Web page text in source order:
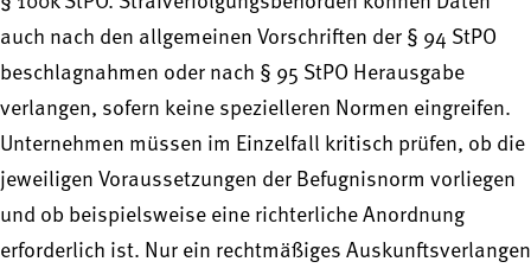
auch nach den allgemeinen Vorschriften der § 94 StPO
beschlagnahmen oder nach § 95 StPO Herausgabe
verlangen, sofern keine spezielleren Normen eingreifen.
Unternehmen müssen im Einzelfall kritisch prüfen, ob die
jeweiligen Voraussetzungen der Befugnisnorm vorliegen
und ob beispielsweise eine richterliche Anordnung
erforderlich ist. Nur ein rechtmäßiges Auskunftsverlangen